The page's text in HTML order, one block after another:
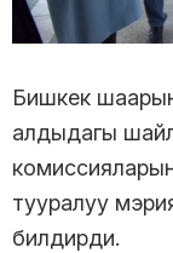
Бишкек
алдыдагы
тууралуу
билдирди.